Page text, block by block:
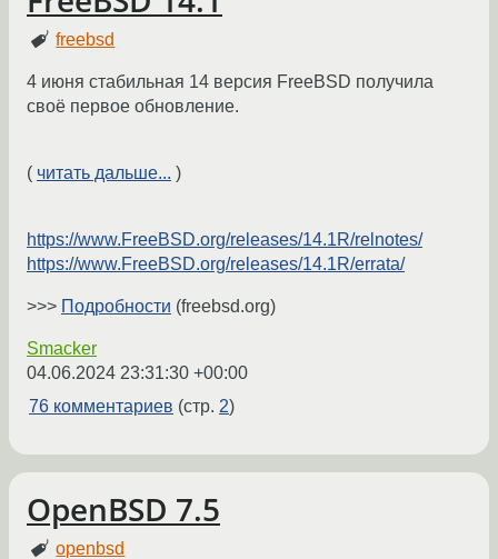
freebsd
4 июня стабильная 14 версия FreeBSD получила
своё первое обновление.
( читать дальше... )
https://www.FreeBSD.org/releases/14.1R/relnotes/
https://www.FreeBSD.org/releases/14.1R/errata/
>>> Подробности (freebsd.org)
Smacker
04.06.2024 23:31:30 +00:00
76 комментариев (стр. 2)
OpenBSD 7.5
openbsd